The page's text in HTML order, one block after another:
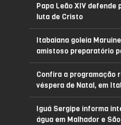
Papa Leão XIV defende
luta de Cristo
Itabaiana goleia
amistoso preparatório
Confira a programação
véspera de Natal, em
Iguá Sergipe informa
água em Malhador e